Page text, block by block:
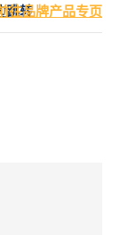
跳转
往品牌产品专页